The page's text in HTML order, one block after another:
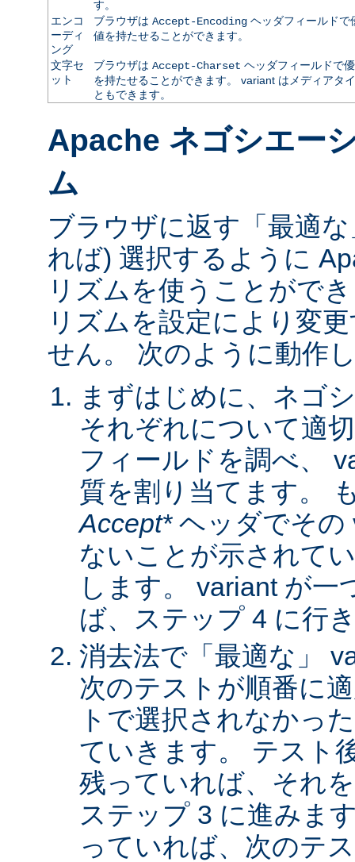
す。
エンコ
ーディ
ング
ブラウザは Accept-Encodingヘッダフィールドで
値を持たせることができます。
文字セ
ット
ブラウザは Accept-Charset ヘッダフィールドで
を持たせることができます。 variant はメディアタ
ともできます。
Apache ネゴシエー
ム
ブラウザに返す「最適
れば) 選択するように
リズムを使うことがで
リズムを設定により変
せん。 次のように動作
まずはじめに、ネゴ
それぞれについて適
フィールドを調べ、
質を割り当てます。
Accept*ヘッダでその
ないことが示されて
します。 variant が
ば、ステップ 4 に行
消去法で「最適な」
次のテストが順番に
トで選択されなかっ
ていきます。 テスト
残っていれば、それ
ステップ 3 に進みま
っていれば、次のテ